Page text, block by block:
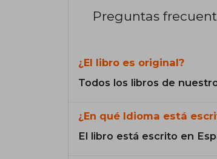
Preguntas
¿El libro es original?
Todos los libros de
¿En qué Idioma está
El libro está escrito en